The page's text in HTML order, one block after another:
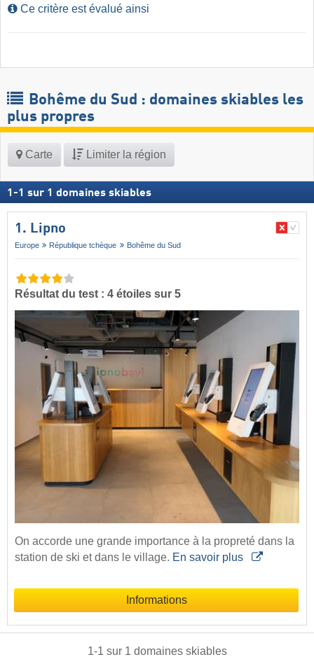
Ce critère est évalué ainsi
Bohême du Sud : domaines skiables les
plus propres
Carte Limiter la région
1 -1 sur 1 domaines skiables
1. Lipno
Europe République tchèque Bohême du Sud
Résultat du test : 4 étoiles sur 5
On accorde une grande importance à la propreté dans la
station de ski et dans le village. En savoir plus
Informations
1-1 sur 1 domaines skiables